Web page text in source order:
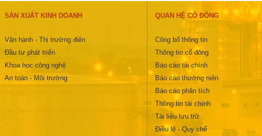
SẢN XUẤT KINH DOANH
Vận hành - Thị trường điện
Đầu tư phát triển
Khoa học công nghệ
An toàn - Môi trường
QUAN HỆ CỔ ĐÔNG
Công bố thông tin
Thông tin cổ đông
Báo cáo tài chính
Báo cáo thường niên
Báo cáo phân tích
Thông tin tài chính
Tài liệu lưu trữ
Điều lệ - Quy chế